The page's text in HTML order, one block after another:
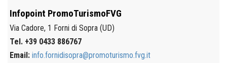
Infopoint PromoTurismoFVG
Via Cadore, 1 Forni di Sopra (UD)
Tel. +39 0433 886767
Email:info.fornidisopra@promoturismo.fvg.it